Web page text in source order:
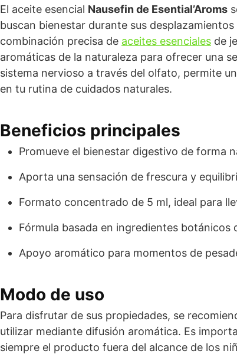
El aceite esencial Nausefin de Esential’Aroms
buscan bienestar durante sus
combinación precisa de aceites esenciales de
aromáticas de la naturaleza para ofrecer una
sistema nervioso a través del olfato, permite
en tu rutina de cuidados naturales.
Beneficios principales
Promueve el bienestar digestivo de forma
Aporta una sensación de frescura y
Formato concentrado de 5 ml, ideal para
Fórmula basada en ingredientes
Apoyo aromático para momentos de
Modo de uso
Para disfrutar de sus propiedades, se
utilizar mediante difusión aromática. Es
siempre el producto fuera del alcance de los